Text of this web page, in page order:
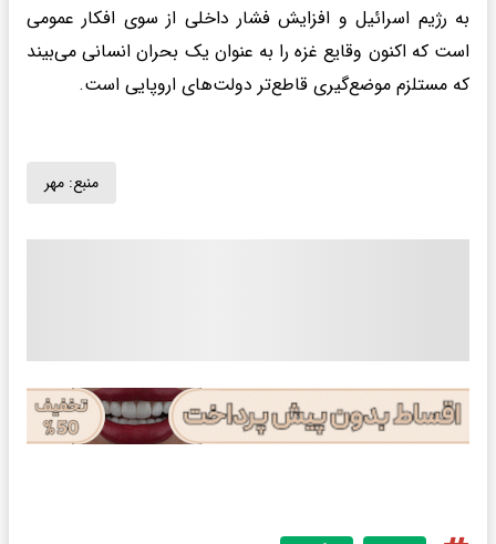
به رژیم اسرائیل و افزایش فشار داخلی از سوی افکار عمومی
است که اکنون وقایع غزه را به عنوان یک بحران انسانی می‌بیند
که مستلزم موضع‌گیری قاطع‌تر دولت‌های اروپایی است.
منبع: مهر